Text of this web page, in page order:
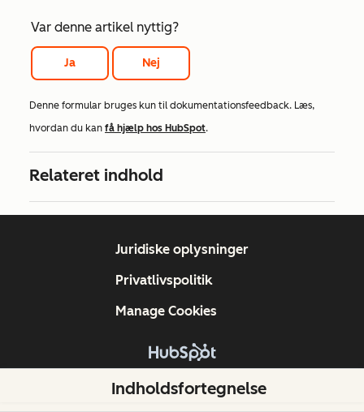
Var denne artikel nyttig?
Ja Nej
Denne formular bruges kun til dokumentationsfeedback. Læs,
hvordan du kan få hjælp hos HubSpot.
Relateret indhold
Indholdsfortegnelse
Copyright © 2026 HubSpot, Inc.
Juridiske oplysninger
Privatlivspolitik
Manage Cookies